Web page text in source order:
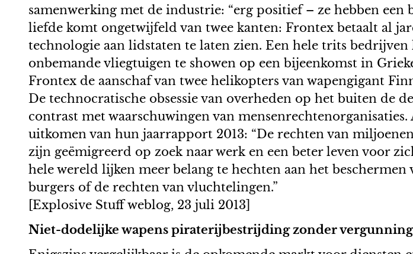
samenwerking met de industrie: “erg positief – ze hebben een
liefde komt ongetwijfeld van twee kanten: Frontex betaalt al
technologie aan lidstaten te laten zien. Een hele trits
onbemande vliegtuigen te showen op een bijeenkomst in
Frontex de aanschaf van twee helikopters van wapengigant
De technocratische obsessie van overheden op het buiten de
contrast met waarschuwingen van
uitkomen van hun jaarrapport 2013: “De rechten van
zijn geëmigreerd op zoek naar werk en een beter leven voor
hele wereld lijken meer belang te hechten aan het
burgers of de rechten van vluchtelingen.”
[Explosive Stuff weblog, 23 juli 2013]
Niet-dodelijke wapens piraterijbestrijding zonder